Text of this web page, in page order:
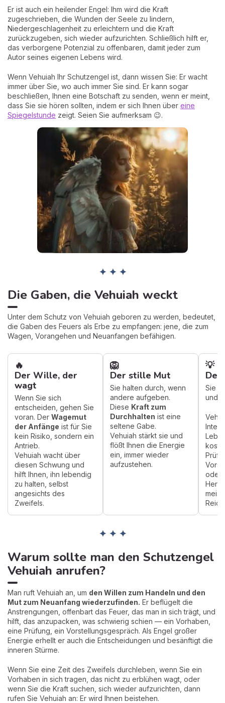
Er ist auch ein heilender Engel: Ihm wird die Kraft
zugeschrieben, die Wunden der Seele zu lindern,
Niedergeschlagenheit zu erleichtern und die Kraft
zurückzugeben, sich wieder aufzurichten. Schließlich hilft er,
das verborgene Potenzial zu offenbaren, damit jeder zum
Autor seines eigenen Lebens wird.
Wenn Vehuiah Ihr Schutzengel ist, dann wissen Sie: Er wacht
immer über Sie, wo auch immer Sie sind. Er kann sogar
beschließen, Ihnen eine Botschaft zu senden, wenn er meint,
dass Sie sie hören sollten, indem er sich Ihnen über eine
Spiegelstunde zeigt. Seien Sie aufmerksam 😉.
✦ ✦ ✦
Die Gaben, die Vehuiah weckt
Unter dem Schutz von Vehuiah geboren zu werden, bedeutet,
die Gaben des Feuers als Erbe zu empfangen: jene, die zum
Wagen, Vorangehen und Neuanfangen befähigen.
🔥
Der Wille, der
wagt
Wenn Sie sich
entscheiden, gehen Sie
voran. DerWagemut
der Anfänge ist für Sie
kein Risiko, sondern ein
Antrieb.
Vehuiah wacht über
diesen Schwung und
hilft Ihnen, ihn lebendig
zu halten, selbst
angesichts des
Zweifels.
🦁
Der stille Mut
Sie halten durch, wenn
andere aufgeben.
Diese Kraft zum
Durchhalten ist eine
seltene Gabe.
Vehuiah stärkt sie und
flößt Ihnen die Energie
ein, immer wieder
aufzustehen.
💡
Der
Sie
und
oder
✦ ✦ ✦
Warum sollte man den Schutzengel
Vehuiah anrufen?
Man ruft Vehuiah an, um den Willen zum Handeln und den
Mut zum Neuanfang wiederzufinden. Er beflügelt die
Anstrengungen, offenbart das Feuer, das man in sich trägt, und
hilft, das anzupacken, was schwierig schien — ein Vorhaben,
eine Prüfung, ein Vorstellungsgespräch. Als Engel großer
Energie erhellt er auch die Entscheidungen und besänftigt die
inneren Stürme.
Wenn Sie eine Zeit des Zweifels durchleben, wenn Sie ein
Vorhaben in sich tragen, das nicht zu erblühen wagt, oder
wenn Sie die Kraft suchen, sich wieder aufzurichten, dann
rufen Sie Vehuiah an: Er wird Ihnen beistehen.